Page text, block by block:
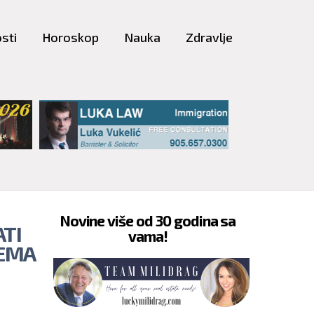
Horoskop Nauka Zdravlje
Novine više od 30 godina sa
vama!